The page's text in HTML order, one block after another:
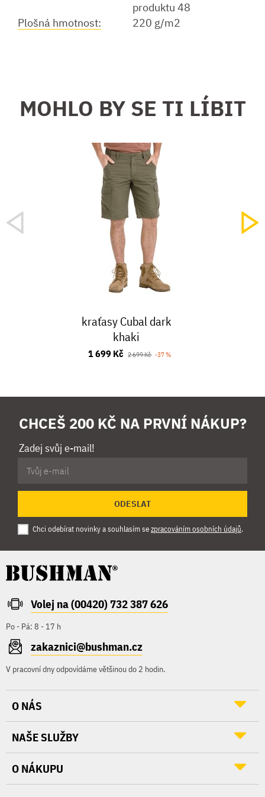
produktu 48
Plošná hmotnost:
220 g/m2
MOHLO BY SE TI LÍBIT
kraťasy Cubal dark
khaki
1 699 Kč 2 699 Kč -37 %
CHCEŠ 200 KČ NA PRVNÍ NÁKUP?
Zadej svůj e-mail!
ODESLAT
Chci odebírat novinky a souhlasím sezpracováním osobních údajů.
Volej na (00420) 732 387 626
Po - Pá: 8 - 17 h
zakaznici@bushman.cz
V pracovní dny odpovídáme většinou do 2 hodin.
O NÁS
NAŠE SLUŽBY
O NÁKUPU